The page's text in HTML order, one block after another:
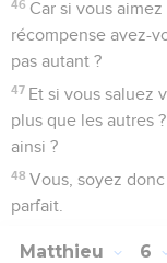
46 Car si vous
récompense avez-
pas autant ?
47 Et si vous saluez
plus que les autres
ainsi ?
48 Vous, soyez
parfait.
Matthieu 6